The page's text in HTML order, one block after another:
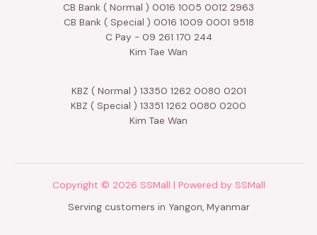
CB Bank ( Normal ) 0016 1005 0012 2963
CB Bank ( Special ) 0016 1009 0001 9518
C Pay - 09 261 170 244
Kim Tae Wan
KBZ ( Normal ) 13350 1262 0080 0201
KBZ ( Special ) 13351 1262 0080 0200
Kim Tae Wan
Copyright © 2026 SSMall | Powered by SSMall
Serving customers in Yangon, Myanmar